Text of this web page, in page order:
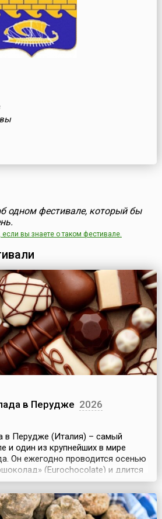
одном фестивале, который бы
вы знаете о таком фестивале.
в Перудже 2026
в Перудже (Италия) – самый
и один из крупнейших в мире
Он ежегодно проводится осенью
(Eurochocolate) и длится
город Перуджа, ставший за
«сладкой столицей»
собираются истинные эксперты
этого лакомства. С ...